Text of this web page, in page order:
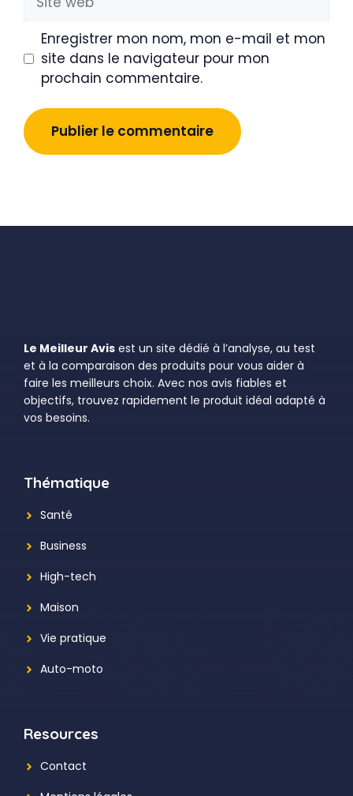
web
Enregistrer mon nom, mon e-mail et mon
site dans le navigateur pour mon
prochain commentaire.
Le Meilleur Avis est un site dédié à l’analyse, au test
et à la comparaison des produits pour vous aider à
faire les meilleurs choix. Avec nos avis fiables et
objectifs, trouvez rapidement le produit idéal adapté à
vos besoins.
Thématique
Santé
Business
High-tech
Maison
Vie pratique
Auto-moto
Resources
Contact